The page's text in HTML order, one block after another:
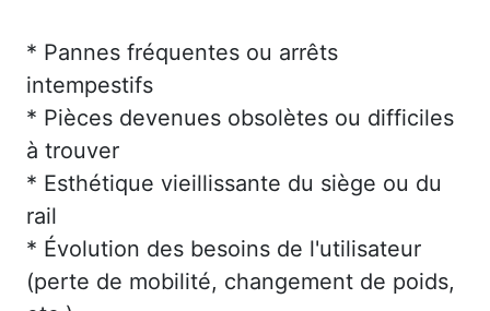
* Pannes fréquentes ou arrêts
intempestifs
* Pièces devenues obsolètes ou difficiles
à trouver
* Esthétique vieillissante du siège ou du
rail
* Évolution des besoins de l'utilisateur
(perte de mobilité, changement de poids,